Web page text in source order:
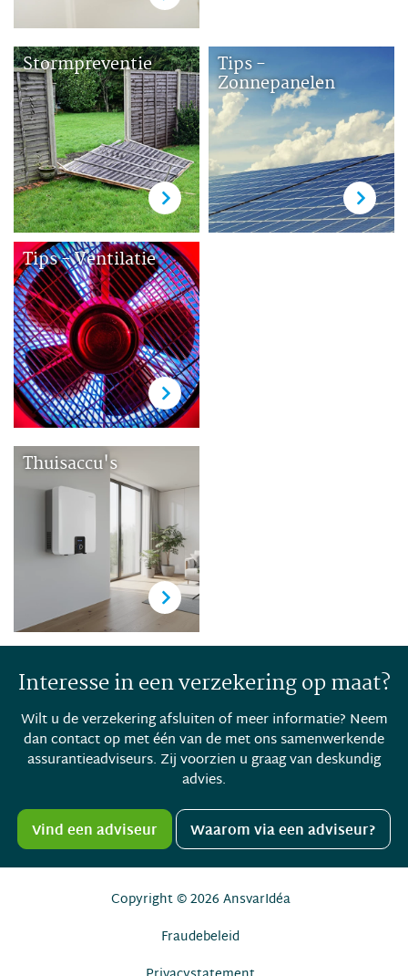
Stormpreventie Tips -
Zonnepanelen
Tips - Ventilatie
Thuisaccu's
Interesse in een verzekering op maat?
Wilt u de verzekering afsluiten of meer informatie? Neem
dan contact op met één van de met ons samenwerkende
assurantieadviseurs. Zij voorzien u graag van deskundig
advies.
Vind een adviseur Waarom via een adviseur?
Copyright © 2026 AnsvarIdéa
Fraudebeleid